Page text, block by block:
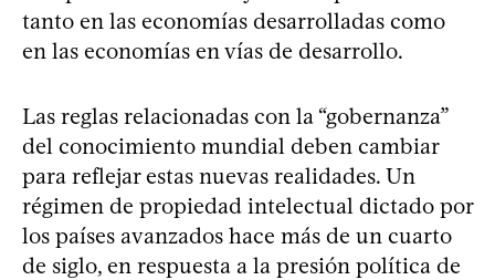
tanto en las economías desarrolladas como
en las economías en vías de desarrollo.
Las reglas relacionadas con la “gobernanza”
del conocimiento mundial deben cambiar
para reflejar estas nuevas realidades. Un
régimen de propiedad intelectual dictado por
los países avanzados hace más de un cuarto
de siglo, en respuesta a la presión política de